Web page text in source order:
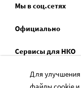
Мы в соц.сетях
Официально
Сервисы для НКО
Спецпроекты
Для